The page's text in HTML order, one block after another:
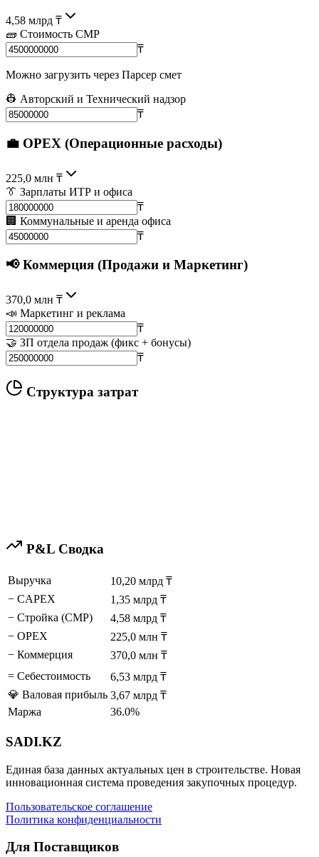
4,58 млрд ₸
🧱 Стоимость СМР
₸
Можно загрузить через Парсер смет
👷 Авторский и Технический надзор
₸
💼 OPEX (Операционные расходы)
225,0 млн ₸
👔 Зарплаты ИТР и офиса
₸
🏢 Коммунальные и аренда офиса
₸
📢 Коммерция (Продажи и Маркетинг)
370,0 млн ₸
📣 Маркетинг и реклама
₸
🤝 ЗП отдела продаж (фикс + бонусы)
₸
Структура затрат
P&L Сводка
Выручка
10,20 млрд ₸
− CAPEX
1,35 млрд ₸
− Стройка (СМР)
4,58 млрд ₸
− OPEX
225,0 млн ₸
− Коммерция
370,0 млн ₸
= Себестоимость
6,53 млрд ₸
💎 Валовая прибыль 3,67 млрд ₸
Маржа
36.0%
SADI.KZ
Единая база данных актуальных цен в строительстве. Новая
инновационная система проведения закупочных процедур.
Пользовательское соглашение
Политика конфиденциальности
Для Поставщиков